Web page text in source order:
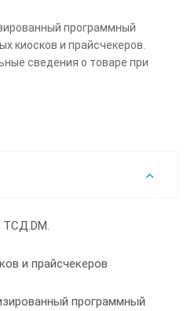
программный
киосков и прайсчекеров.
сведения о товаре при
ТСД.DM.
и прайсчекеров
программный